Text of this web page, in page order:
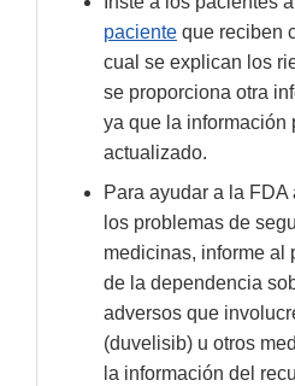
paciente que reciben
cual se explican los
se proporciona otra
ya que la información
actualizado.
Para ayudar a la
los problemas de
medicinas, informe al
de la dependencia
adversos que
(duvelisib) u otros
la información del